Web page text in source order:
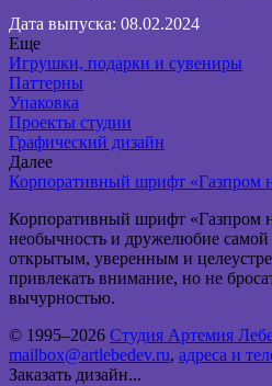
Дата выпуска: 08.02.2024
Еще
Игрушки, подарки и сувениры
Паттерны
Упаковка
Проекты студии
Графический дизайн
Далее
Корпоративный шрифт «Газпром
Корпоративный шрифт «Газпром
необычность и дружелюбие
открытым, уверенным и
привлекать внимание, но не
вычурностью.
© 1995–2026 Студия Артемия
mailbox@artlebedev.ru, адреса и
Заказать дизайн...